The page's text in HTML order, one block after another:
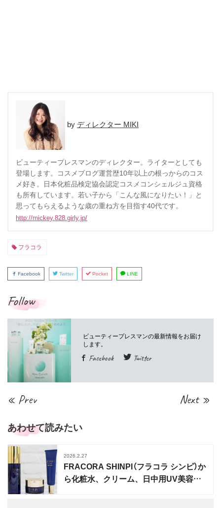
ディレクター MIKI
ビューティープレスマンのディレクター。ライターとしても
登場します。コスメブログ運営歴10年以上の根っからのコス
メ好き。日本化粧品検定協会認定コスメコンシェルジュ資格
も所有しています。若い子から「こんな風になりたい！」と
思ってもらえるような歳の重ね方を目指す40代です。
http://mickey.828.girly.jp/
フラコラ
Facebook Twitter Pocket LINE
Follow
Facebook Twitter
« Prev Next »
あわせて読みたい
2026.2.27
FRACORA SHINPI（フラコラ シンピ）か
ら化粧水、クリーム、日中用UV美容液